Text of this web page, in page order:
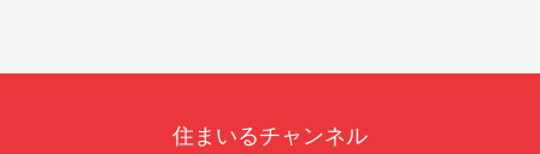
住まいるチャンネル